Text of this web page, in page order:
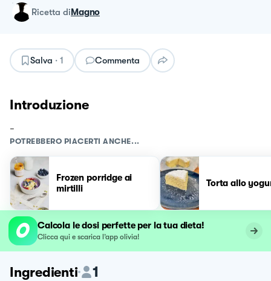
ricetta diMagno
Salva · 1 Commenta
Introduzione
-
POTREBBERO PIACERTI ANCHE...
Frozen porridge ai
mirtilli
Torta allo
Calcola le dosi perfette per la tua dieta!
Clicca qui e scarica l’app olivia!
Ingredienti 1